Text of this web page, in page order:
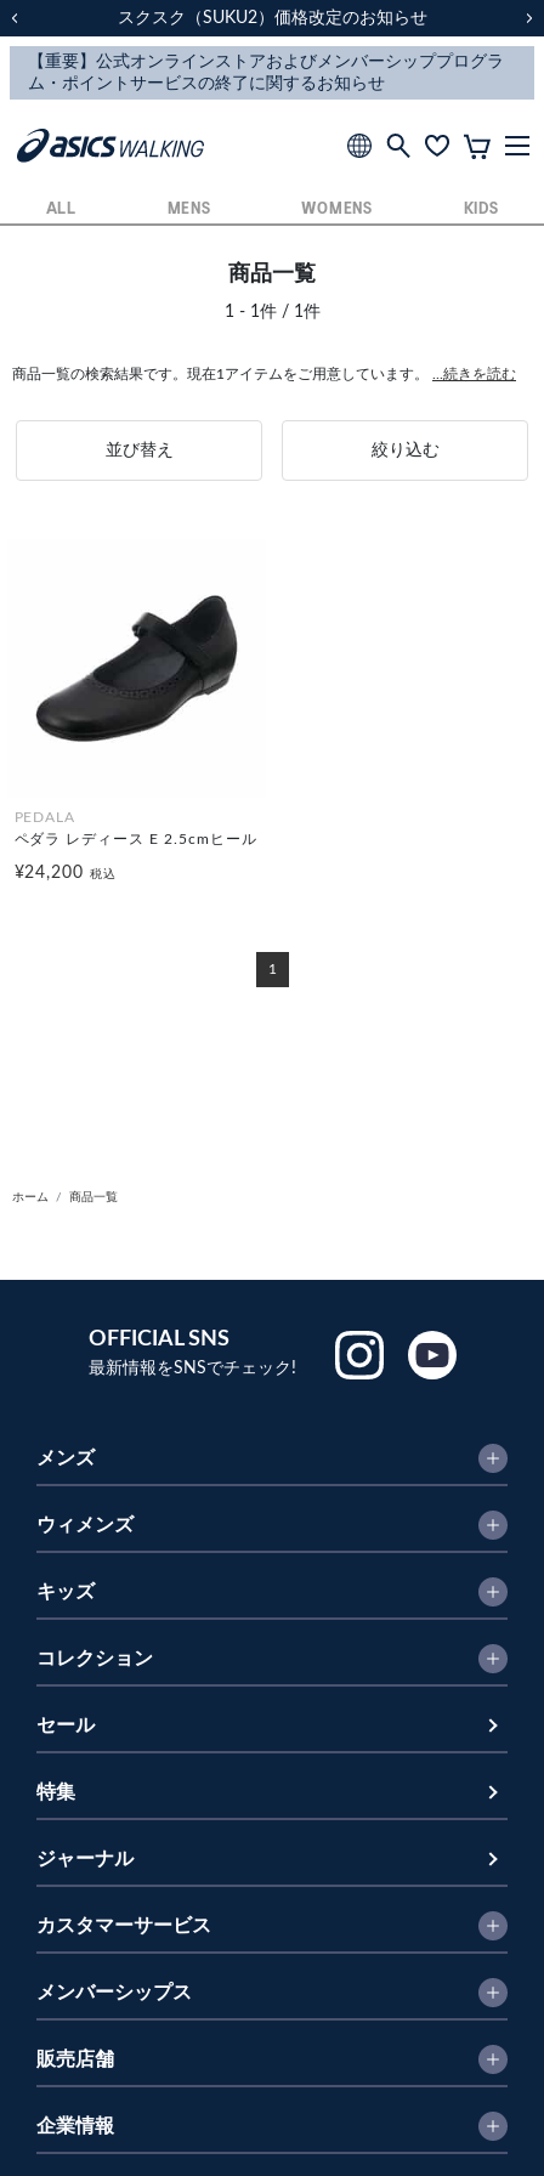
スクスク（SUKU2）価格改定のお知らせ
配送に関するお知らせ
スクスク（SUKU2）価格改定のお知らせ
配送に関するお知らせ
ALL MENS WOMENS KIDS
商品一覧
1 - 1件 / 1件
商品一覧の検索結果です。現在1アイテムをご用意しています。 ...続きを読む
並び替え 絞り込む
PEDALA
ペダラ レディース E 2.5cmヒール
¥24,200税込
1
ホーム 商品一覧
OFFICIAL SNS
最新情報をSNSでチェック!
メンズ
ウィメンズ
キッズ
コレクション
セール
特集
ジャーナル
カスタマーサービス
メンバーシップス
販売店舗
企業情報